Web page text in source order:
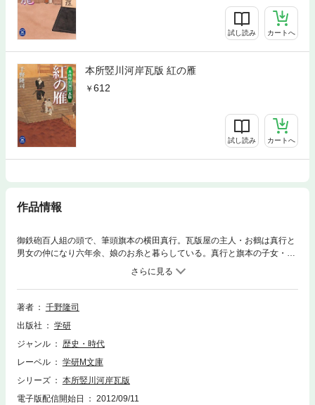
試し読み カートへ
本所竪川河岸瓦版 紅の雁
612
試し読み カートへ
作品情報
御鉄砲百人組の頭で、筆頭旗本の横田真行。瓦版屋の主人・お鶴は真行と
男女の仲になり六年余、娘のお糸と暮らしている。真行と旗本の子女・雪
乃との婚姻話が進むなか、雪乃が賊に襲われる。お家断絶の怨恨が絡んだ
事件の顛末と、真行と二人の女との行方は！？
著者
千野隆司
出版社
学研
ジャンル
歴史・時代
レーベル
学研M文庫
シリーズ
本所竪川河岸瓦版
電子版配信開始日
2012/09/11